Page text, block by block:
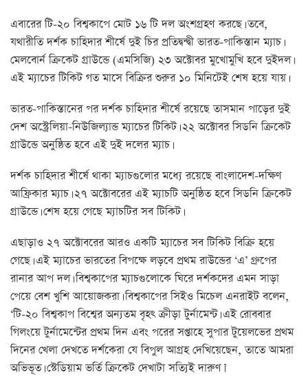
এবারের টি-২০ বিশ্বকাপে মোট ১৬ টি দল অংশগ্রহণ করছে। তবে,
যথারীতি দর্শক চাহিদার শীর্ষে দুই চির প্রতিদ্বন্দ্বী ভারত-পাকিস্তান ম্যাচ।
মেলবোর্ন ক্রিকেট গ্রাউন্ডে (এমসিজি) ২৩ অক্টোবর মুখোমুখি হবে দুইদল।
এই ম্যাচের টিকিট গত মাসে বিক্রির শুরুর ১০ মিনিটেই শেষ হয়ে যায়।
ভারত-পাকিস্তানের পর দর্শক চাহিদার শীর্ষে রয়েছে তাসমান পাড়ের দুই
দেশ অস্ট্রেলিয়া-নিউজিল্যান্ড ম্যাচের টিকিট। ২২ অক্টোবর সিডনি ক্রিকেট
গ্রাউন্ডে অনুষ্ঠিত হবে এই দুই দলের ম্যাচ।
দর্শক চাহিদার শীর্ষে থাকা ম্যাচগুলোর মধ্যে রয়েছে বাংলাদেশ-দক্ষিণ
আফ্রিকার ম্যাচ। ২৭ অক্টোবরের এই ম্যাচটি অনুষ্ঠিত হবে সিডনি ক্রিকেট
গ্রাউন্ডে। শেষ হয়ে গেছে ম্যাচটির সব টিকিট।
এছাড়াও ২৭ অক্টোবরের আরও একটি ম্যাচের সব টিকিট বিক্রি হয়ে
গেছে। এই ম্যাচের ভারতের বিপক্ষে লড়বে প্রথম রাউন্ডের ‘এ’ গ্রুপের
রানার আপ দল। বিশ্বকাপের ম্যাচগুলোকে ঘিরে দর্শকদের এমন সাড়া
পেয়ে বেশ খুশি আয়োজকরা। বিশ্বকাপের সিইও মিচেল এনরাইট বলেন,
‘টি-২০ বিশ্বকাপ বিশ্বের অন্যতম বৃহৎ ক্রীড়া টুর্নামেন্ট। এই রোববার
গিলংয়ে টুর্নামেন্টের প্রথম দিন এবং পরের সপ্তাহে সুপার টুয়েলভের প্রথম
দিনের খেলা দেখতে দর্শকেরা যে বিপুল আগ্রহ দেখিয়েছেন, তাতে আমরা
অভিভূত। স্টেডিয়াম ভর্তি ক্রিকেট দেখাটা সত্যিই দারুণ।’